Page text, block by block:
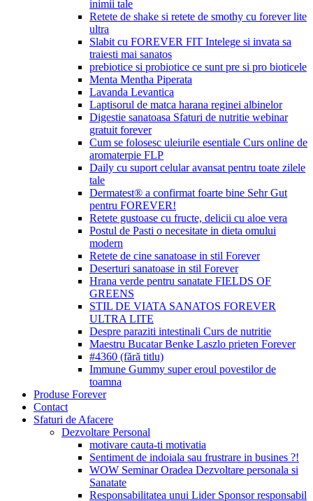
inimii tale
Retete de shake si retete de smothy cu forever lite
ultra
Slabit cu FOREVER FIT Intelege si invata sa
traiesti mai sanatos
prebiotice si probiotice ce sunt pre si pro bioticele
Menta Mentha Piperata
Lavanda Levantica
Laptisorul de matca harana reginei albinelor
Digestie sanatoasa Sfaturi de nutritie webinar
gratuit forever
Cum se folosesc uleiurile esentiale Curs online de
aromaterpie FLP
Daily cu suport celular avansat pentru toate zilele
tale
Dermatest® a confirmat foarte bine Sehr Gut
pentru FOREVER!
Retete gustoase cu fructe, delicii cu aloe vera
Postul de Pasti o necesitate in dieta omului
modern
Retete de cine sanatoase in stil Forever
Deserturi sanatoase in stil Forever
Hrana verde pentru sanatate FIELDS OF
GREENS
STIL DE VIATA SANATOS FOREVER
ULTRA LITE
Despre paraziti intestinali Curs de nutritie
Maestru Bucatar Benke Laszlo prieten Forever
#4360 (fără titlu)
Immune Gummy super eroul povestilor de
toamna
Produse Forever
Contact
Sfaturi de Afacere
Dezvoltare Personal
motivare cauta-ti motivatia
Sentiment de indoiala sau frustrare in busines ?!
WOW Seminar Oradea Dezvoltare personala si
Sanatate
Responsabilitatea unui Lider Sponsor responsabil